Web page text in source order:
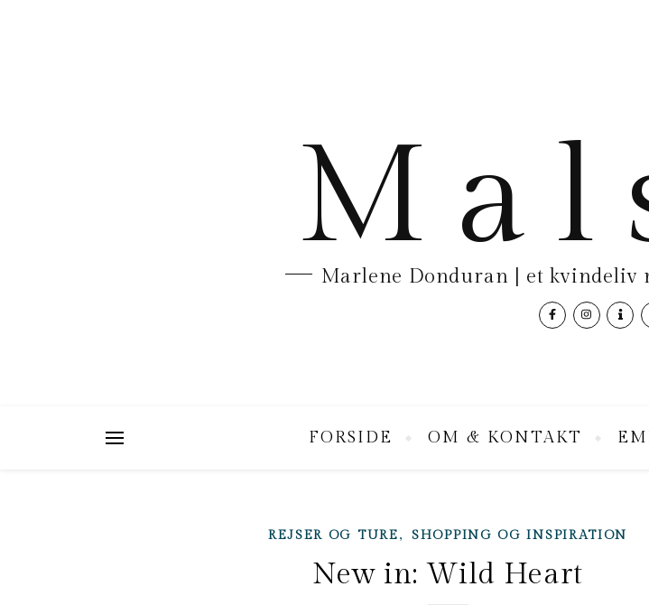
Marlene Donduran | et kvindeliv
FORSIDE OM & KONTAKT
REJSER OG TURE,SHOPPING OG INSPIRATION
New in: Wild Heart